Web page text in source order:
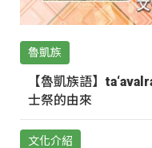
魯凱族
【魯凱族語】
士祭的由來
文化介紹